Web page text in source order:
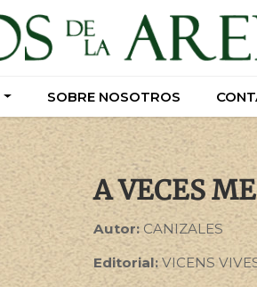
SOBRE NOSOTROS
SOBRE NOSOTROS
A VECES
Autor: CANIZALES
Editorial:VICENS